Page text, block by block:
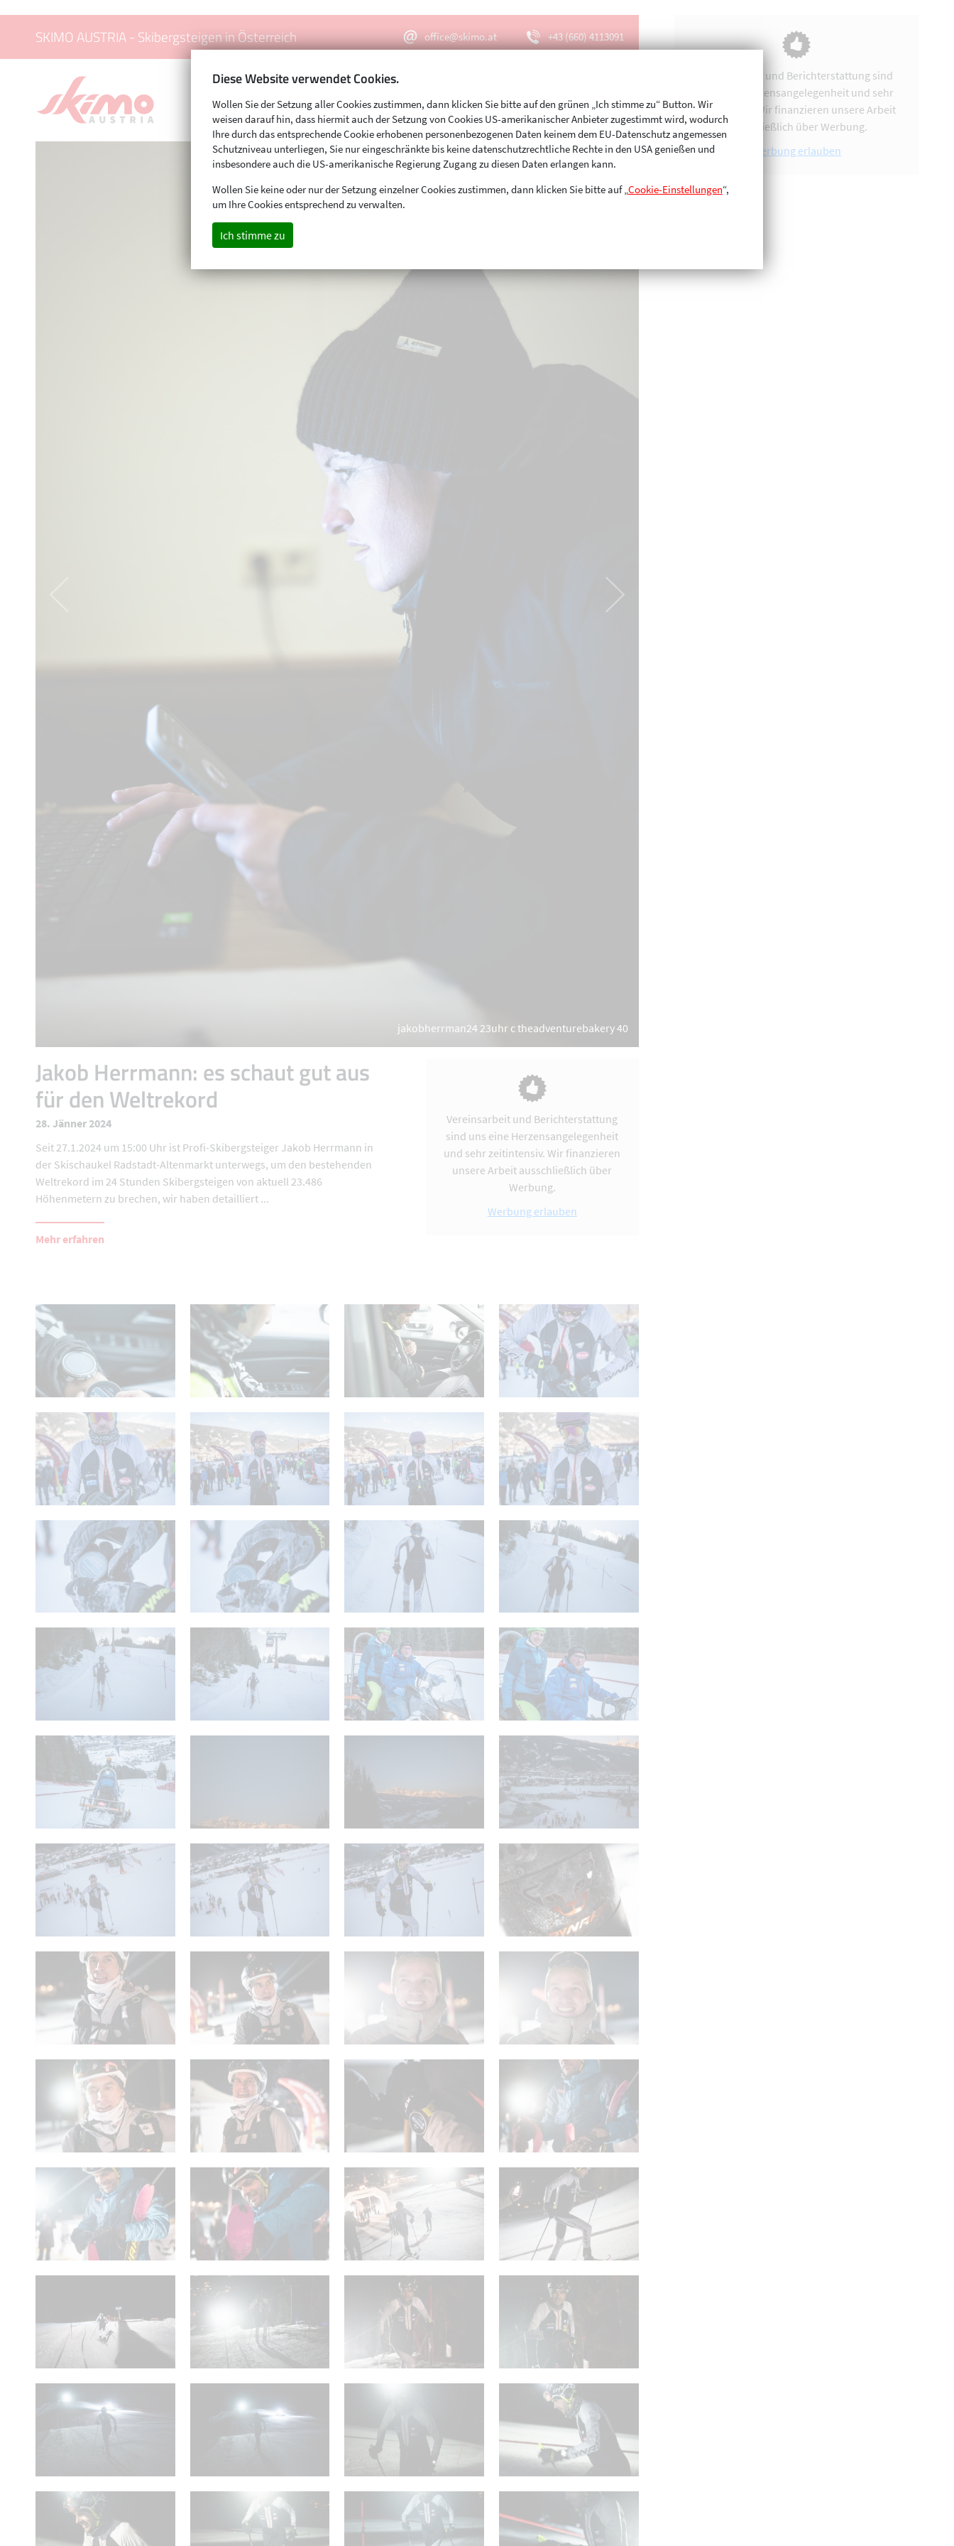
SKIMO AUSTRIA - Skibergsteigen in Österreich office@skimo.at +43 (660) 4113091
Menu
jakobherrman24 23uhr c theadventurebakery 40
Jakob Herrmann: es schaut gut aus
für den Weltrekord
28. Jänner 2024
Seit 27.1.2024 um 15:00 Uhr ist Profi-Skibergsteiger Jakob Herrmann in
der Skischaukel Radstadt-Altenmarkt unterwegs, um den bestehenden
Weltrekord im 24 Stunden Skibergsteigen von aktuell 23.486
Höhenmetern zu brechen, wir haben detailliert ...
Mehr erfahren
Vereinsarbeit und Berichterstattung
sind uns eine Herzensangelegenheit
und sehr zeitintensiv. Wir finanzieren
unsere Arbeit ausschließlich über
Werbung.
Werbung erlauben
Vereinsarbeit und Berichterstattung sind
uns eine Herzensangelegenheit und sehr
zeitintensiv. Wir finanzieren unsere Arbeit
ausschließlich über Werbung.
Werbung erlauben
Diese Website verwendet Cookies.
Wollen Sie der Setzung aller Cookies zustimmen, dann klicken Sie bitte auf den grünen „Ich stimme zu“ Button. Wir
weisen darauf hin, dass hiermit auch der Setzung von Cookies US-amerikanischer Anbieter zugestimmt wird, wodurch
Ihre durch das entsprechende Cookie erhobenen personenbezogenen Daten keinem dem EU-Datenschutz angemessen
Schutzniveau unterliegen, Sie nur eingeschränkte bis keine datenschutzrechtliche Rechte in den USA genießen und
insbesondere auch die US-amerikanische Regierung Zugang zu diesen Daten erlangen kann.
Wollen Sie keine oder nur der Setzung einzelner Cookies zustimmen, dann klicken Sie bitte auf „Cookie-Einstellungen“,
um Ihre Cookies entsprechend zu verwalten.
Ich stimme zu